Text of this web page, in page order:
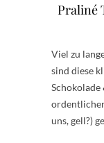
Praliné
Viel zu
sind diese
Schokolade
uns, gell?)